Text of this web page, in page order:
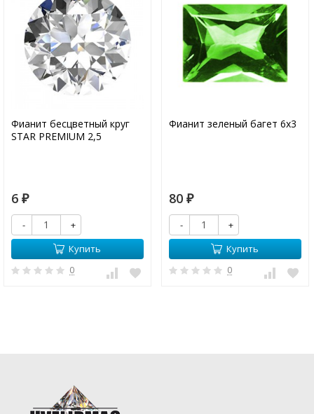
Фианит бесцветный круг
STAR PREMIUM 2,5
6 ₽
-
+
Купить
0
Фианит зеленый багет 6х3
80 ₽
-
+
Купить
0